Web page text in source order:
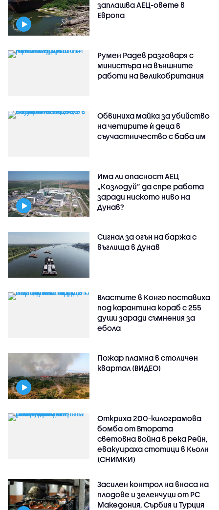
заплашва АЕЦ-овете в
Европа
Румен Радев разговаря с
министъра на външните
работи на Великобритания
Обвиниха майка за убийство
на четирите ѝ деца в
съучастничество с баба им
Има ли опасност АЕЦ
„Козлодуй” да спре работа
заради ниското ниво на
Дунав?
Сигнал за огън на баржа с
въглища в Дунав
Властите в Конго поставиха
под карантина кораб с 255
души заради съмнения за
ебола
Пожар пламна в столичен
квартал (ВИДЕО)
Откриха 200-килограмова
бомба от Втората
световна война в река Рейн,
евакуираха стотици в Кьолн
(СНИМКИ)
Засилен контрол на вноса на
плодове и зеленчуци от РС
Македония, Сърбия и Турция